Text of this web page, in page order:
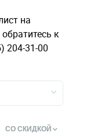
на
к
204-31-00
СО СКИДКОЙ